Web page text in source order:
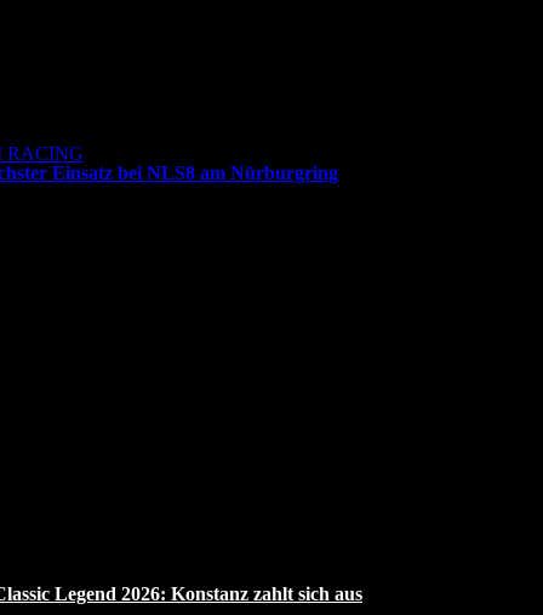
RACING
Einsatz bei NLS8 am Nürburgring
Legend 2026: Konstanz zahlt sich aus